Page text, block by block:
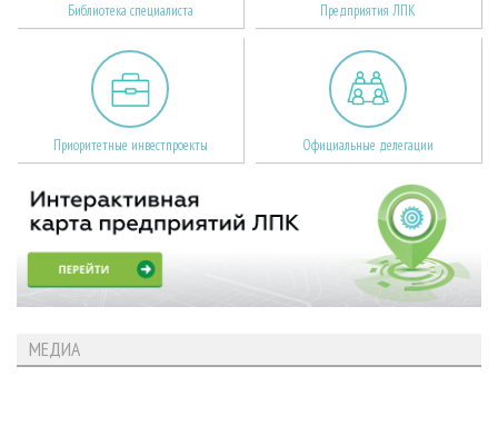
Библиотека специалиста Предприятия ЛПК
Приоритетные инвестпроекты Официальные делегации
МЕДИА